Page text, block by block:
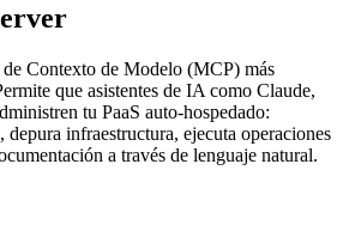
Contexto de Modelo (MCP) más
que asistentes de IA como Claude,
tu PaaS auto-hospedado:
depura infraestructura, ejecuta operaciones
a través de lenguaje natural.